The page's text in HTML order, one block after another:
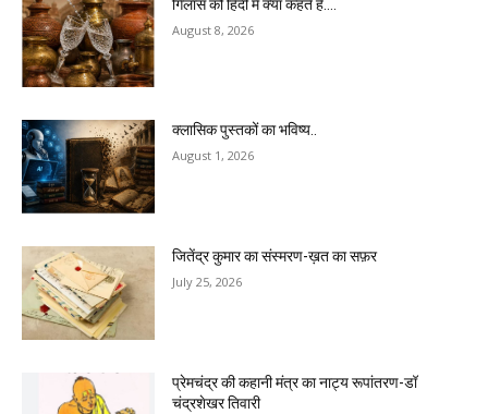
गिलास को हिंदी में क्या कहते हैं….
August 8, 2026
क्लासिक पुस्तकों का भविष्य..
August 1, 2026
जितेंद्र कुमार का संस्मरण-ख़त का सफ़र
July 25, 2026
प्रेमचंद्र की कहानी मंत्र का नाट्य रूपांतरण-डॉ
चंद्रशेखर तिवारी